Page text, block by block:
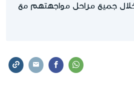
جميع مراحل مواجهتهم مع